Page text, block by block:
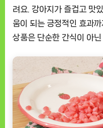
려요. 강아지가 즐겁고 맛
움이 되는 긍정적인 효과
상품은 단순한 간식이 아